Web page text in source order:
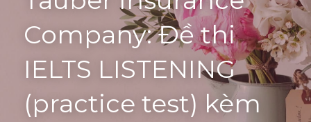
Tourism and Travelling
Pronunciation
HỌC THỬ
Company: Đề thi
IELTS LISTENING
(practice test) kèm